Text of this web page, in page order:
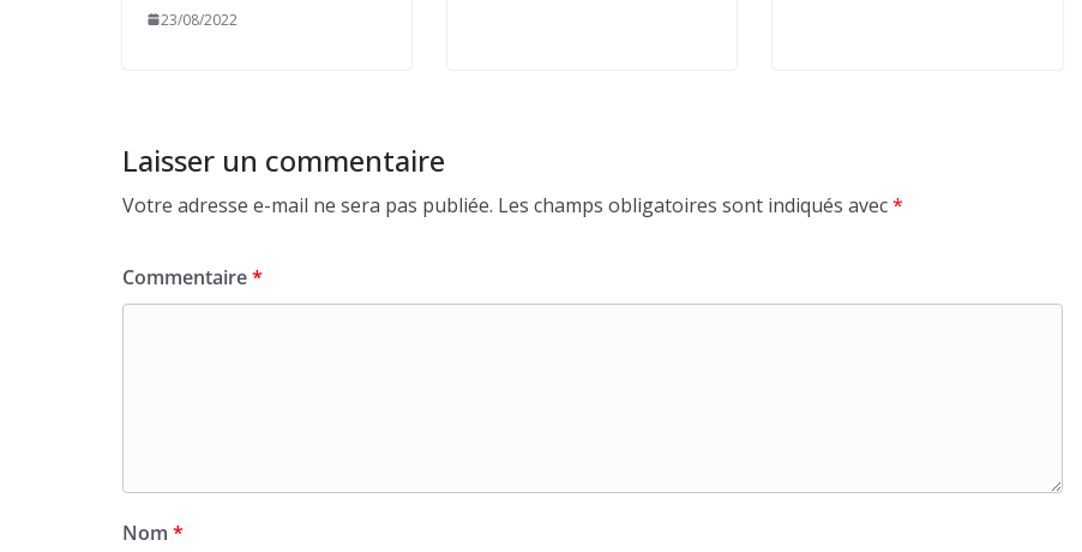
23/08/2022
Laisser un commentaire
Votre adresse e-mail ne sera pas publiée. Les champs obligatoires sont indiqués avec*
Commentaire*
Nom *